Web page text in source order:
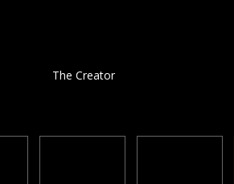
The Creator